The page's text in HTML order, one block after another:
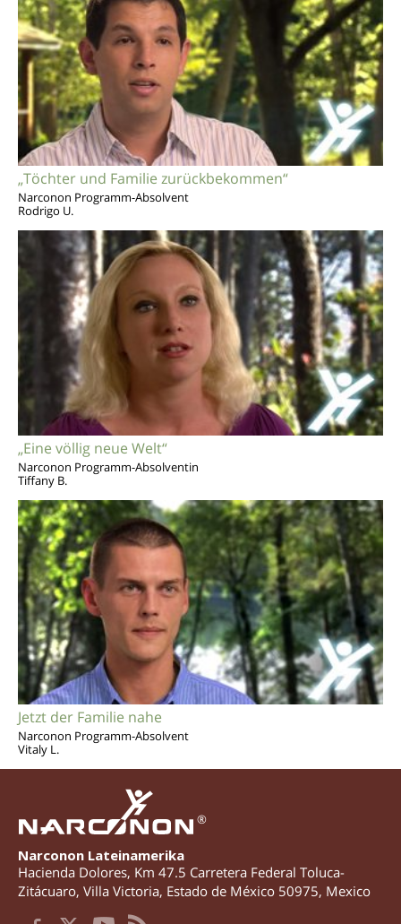
„Töchter und Familie zurückbekommen“
Narconon Programm-Absolvent
Rodrigo U.
„Eine völlig neue Welt“
Narconon Programm-Absolventin
Tiffany B.
Jetzt der Familie nahe
Narconon Programm-Absolvent
Vitaly L.
®
Narconon Lateinamerika
Hacienda Dolores, Km 47.5 Carretera Federal Toluca-
Zitácuaro, Villa Victoria, Estado de México 50975, Mexico